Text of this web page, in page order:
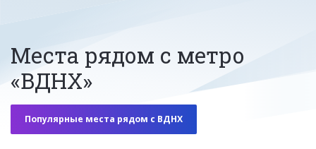
Места рядом с метро
«ВДНХ»
Популярные места рядом с ВДНХ